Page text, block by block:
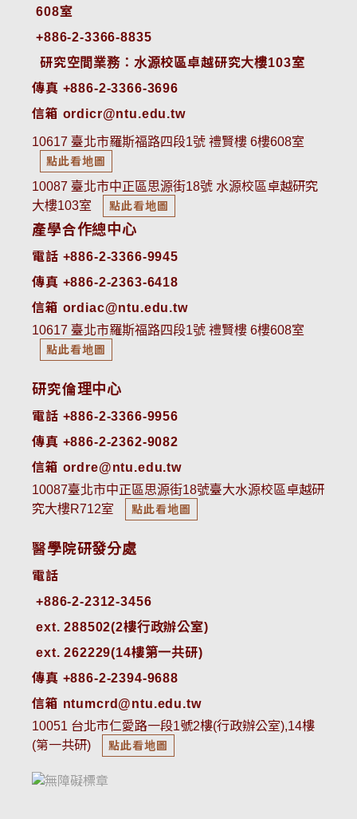
608室
+886-2-3366-8835
研究空間業務：水源校區卓越研究大樓103室
傳真 +886-2-3366-3696
信箱 ordicr@ntu.edu.tw
10617 臺北市羅斯福路四段1號 禮賢樓 6樓608室
點此看地圖
10087 臺北市中正區思源街18號 水源校區卓越研究
大樓103室
點此看地圖
產學合作總中心
電話 +886-2-3366-9945
傳真 +886-2-2363-6418
信箱 ordiac@ntu.edu.tw
10617 臺北市羅斯福路四段1號 禮賢樓 6樓608室
點此看地圖
研究倫理中心
電話 +886-2-3366-9956
傳真 +886-2-2362-9082
信箱 ordre@ntu.edu.tw
10087臺北市中正區思源街18號臺大水源校區卓越研
究大樓R712室
點此看地圖
醫學院研發分處
電話
ext. 288502(2樓行政辦公室)
ext. 262229(14樓第一共研)
傳真 +886-2-2394-9688
信箱 ntumcrd@ntu.edu.tw
10051 台北市仁愛路一段1號2樓(行政辦公室),14樓
(第一共研)
點此看地圖